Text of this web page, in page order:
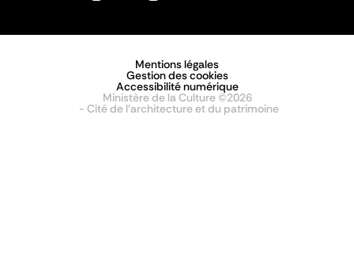
Mentions légales
Gestion des cookies
Accessibilité numérique
Ministère de la Culture ©2026
- Cité de l'architecture et du patrimoine